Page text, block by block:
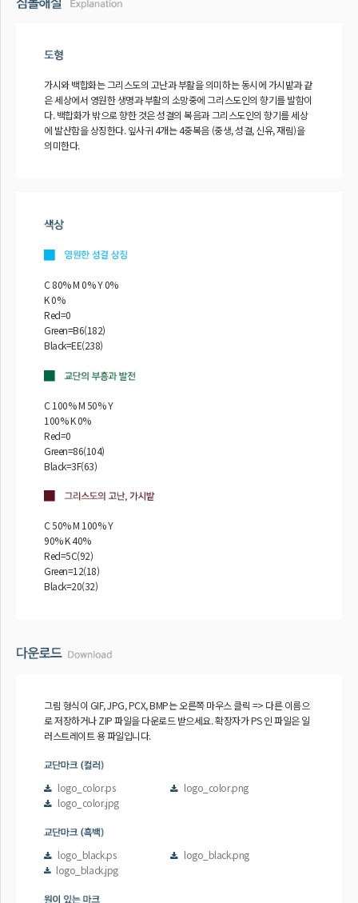
가시와 백합화는 그리스도의 고난과 부활을 의미하는 동시에 가시밭과 같
은 세상에서 영원한 생명과 부활의 소망중에 그리스도인의 향기를 발함이
다. 백합화가 밖으로 향한 것은 성결의 복음과 그리스도인의 향기를 세상
에 발산함을 상징한다. 잎사귀 4개는 4중복음 (중생, 성결, 신유, 재림)을
의미한다.
C 80% M 0% Y 0%
K 0%
Red=0
Green=B6(182)
Black=EE(238)
C 100% M 50% Y
100% K 0%
Red=0
Green=86(104)
Black=3F(63)
C 50% M 100% Y
90% K 40%
Red=5C(92)
Green=12(18)
Black=20(32)
그림 형식이 GIF, JPG, PCX, BMP는 오른쪽 마우스 클릭 => 다른 이름으
로 저장하거나 ZIP 파일을 다운로드 받으세요. 확장자가 PS 인 파일은 일
러스트레이트 용 파일입니다.
logo_color.ps
logo_color.png
logo_color.jpg
logo_black.ps
logo_black.png
logo_black.jpg